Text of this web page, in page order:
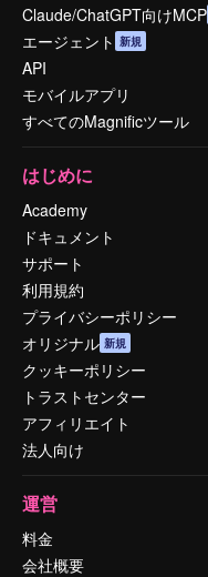
Claude/ChatGPT向けMCP
エージェント 新規
API
モバイルアプリ
すべてのMagnificツール
はじめに
Academy
ドキュメント
サポート
利用規約
プライバシーポリシー
オリジナル 新規
クッキーポリシー
トラストセンター
アフィリエイト
法人向け
運営
料金
会社概要